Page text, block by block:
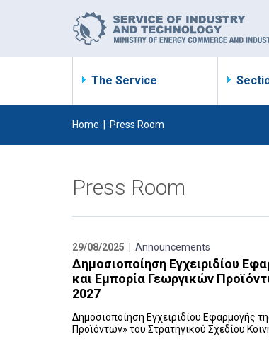
The Service
Home Press Room
Press Room
29/08/2025 | Announcements
Δημοσιοποίηση Εγχειριδίου
και Εμπορία Γεωργικών
2027‎
Δημοσιοποίηση Εγχειριδίου Εφαρμογής
Προϊόντων» του Στρατηγικού Σχεδίου